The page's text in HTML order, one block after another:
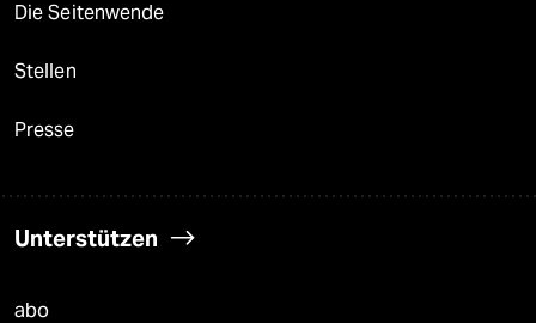
Die Seitenwende
Stellen
Presse
Unterstützen
abo